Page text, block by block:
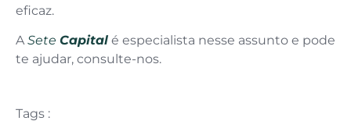
eficaz.
ASete Capital é especialista nesse assunto e pode
te ajudar, consulte-nos.
Tags :